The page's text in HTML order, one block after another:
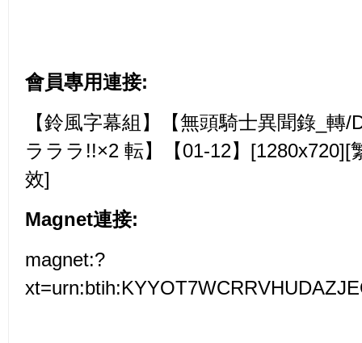
會員專用連接:
【鈴風字幕組】【無頭騎士異聞錄_轉
ラララ!!×2 転】【01-12】[1280x720][
效]
Magnet連接:
magnet:?